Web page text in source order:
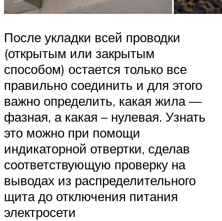
После укладки всей проводки
(открытым или закрытым
способом) остается только все
правильно соединить и для этого
важно определить, какая жила —
фазная, а какая – нулевая. Узнать
это можно при помощи
индикаторной отвертки, сделав
соответствующую проверку на
выводах из распределительного
щита до отключения питания
электросети